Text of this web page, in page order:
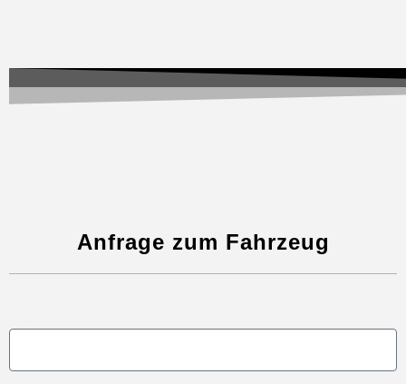
Anfrage zum Fahrzeug